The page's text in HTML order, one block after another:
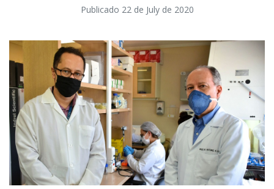
Publicado 22 de July de 2020